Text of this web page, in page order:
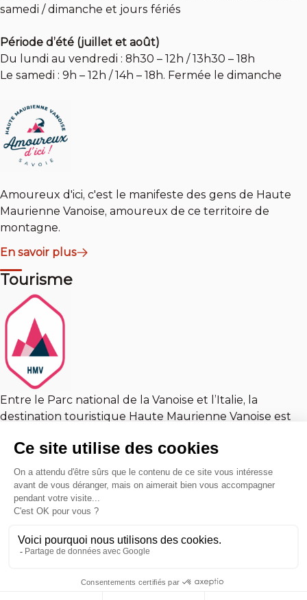
samedi / dimanche et jours fériés
Période d’été (juillet et août)
Du lundi au vendredi : 8h30 – 12h / 13h30 – 18h
Le samedi : 9h – 12h / 14h – 18h. Fermée le dimanche
Amoureux d'ici, c'est le manifeste des gens de Haute
Maurienne Vanoise, amoureux de ce territoire de
montagne.
En savoir plus
Tourisme
Entre le Parc national de la Vanoise et l’Italie, la
destination touristique Haute Maurienne Vanoise est
En savoir plus